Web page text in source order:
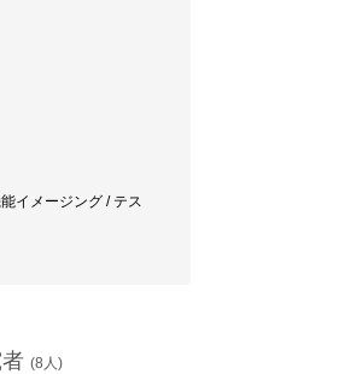
イメージング / テス
(8 人)